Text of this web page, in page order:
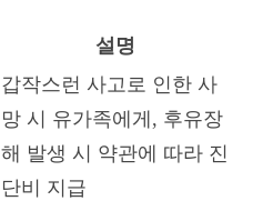
설명
갑작스런 사고로 인한 사
망 시 유가족에게, 후유장
해 발생 시 약관에 따라 진
단비 지급